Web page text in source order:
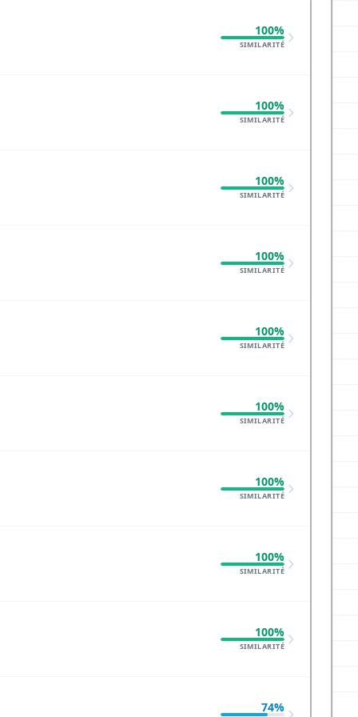
100%
SIMILARITÉ
100%
SIMILARITÉ
100%
SIMILARITÉ
100%
SIMILARITÉ
100%
SIMILARITÉ
100%
SIMILARITÉ
100%
SIMILARITÉ
100%
SIMILARITÉ
100%
SIMILARITÉ
74%